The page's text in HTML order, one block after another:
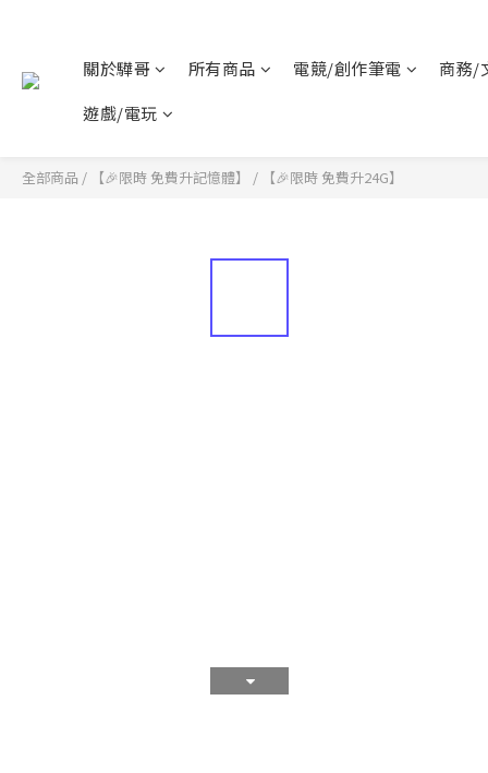
關於驊哥 所有商品 電競/創作筆電
商務/
遊戲/電玩
全部商品 / 【🎉限時 免費升記憶體】 / 【🎉限時 免費升24G】